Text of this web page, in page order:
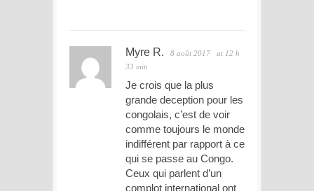
Myre R. 8 août 2017
at 12 h
33 min
Je crois que la plus
grande deception pour les
congolais, c’est de voir
comme toujours le monde
indifférent par rapport à ce
qui se passe au Congo.
Ceux qui parlent d’un
complot international ont